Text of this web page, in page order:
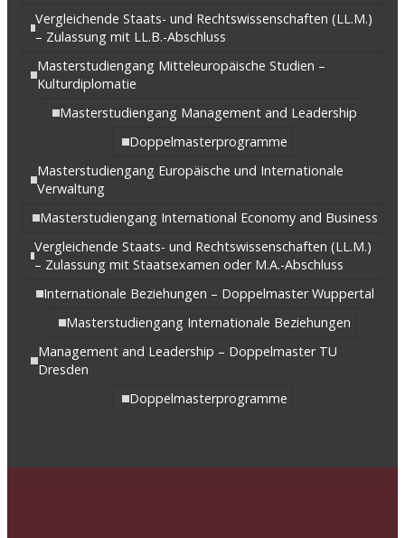
Vergleichende Staats- und Rechtswissenschaften (LL.M.)
– Zulassung mit LL.B.-Abschluss
Masterstudiengang Mitteleuropäische Studien –
Kulturdiplomatie
Masterstudiengang Management and Leadership
Doppelmasterprogramme
Masterstudiengang Europäische und Internationale
Verwaltung
Masterstudiengang International Economy and Business
Vergleichende Staats- und Rechtswissenschaften (LL.M.)
– Zulassung mit Staatsexamen oder M.A.-Abschluss
Internationale Beziehungen – Doppelmaster Wuppertal
Masterstudiengang Internationale Beziehungen
Management and Leadership – Doppelmaster TU
Dresden
Doppelmasterprogramme